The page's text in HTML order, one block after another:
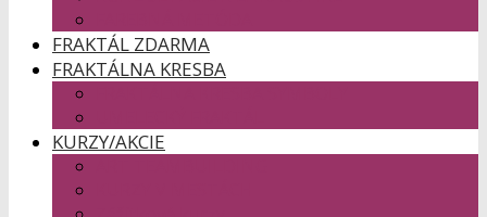
FRAKTÁL ZDARMA
FRAKTÁLNA KRESBA
KURZY/AKCIE